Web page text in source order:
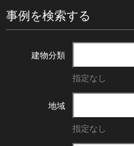
事例を検索する
建物分類
指定なし
地域
指定なし